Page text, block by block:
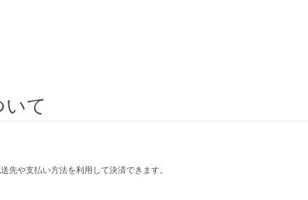
いて
先や支払い方法を利用して決済できます。